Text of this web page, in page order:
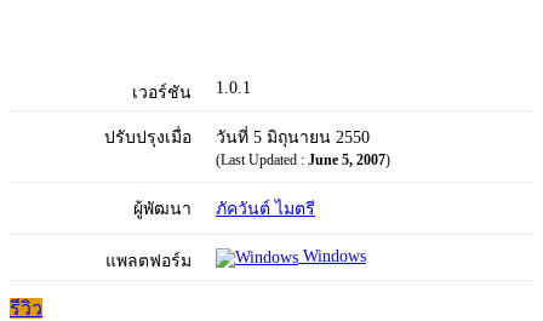
เวอร์ชัน 1.0.1
ปรับปรุงเมื่อ วันที่ 5 มิถุนายน 2550
(Last Updated : June 5, 2007)
ผู้พัฒนา ภัควันต์ ไมตรี
แพลตฟอร์ม Windows
รีวิว